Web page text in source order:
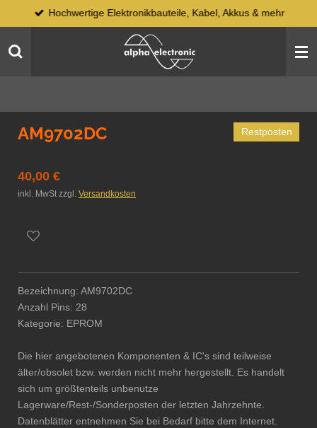
Hauptinhalt
springen
Hochwertige Elektronikbauteile, Kabel, Akkus & mehr
AM9702DC Restposten
40,00 €
inkl. MwSt zzgl. Versandkosten
Bezeichnung: AM9702DC
Anzahl Pins: 28
Kategorie: EPROM
Die hier angebotenen Komponenten & IC's sind teilweise
älter/obsolet bzw. werden nicht mehr hergestellt. Es handelt
sich um größtenteils unbenutze
Lagerware/Rest-/Sonderposten der letzten Jahrzehnte.
Datenblätter entnehmen Sie bei Bedarf bitte dem Internet.